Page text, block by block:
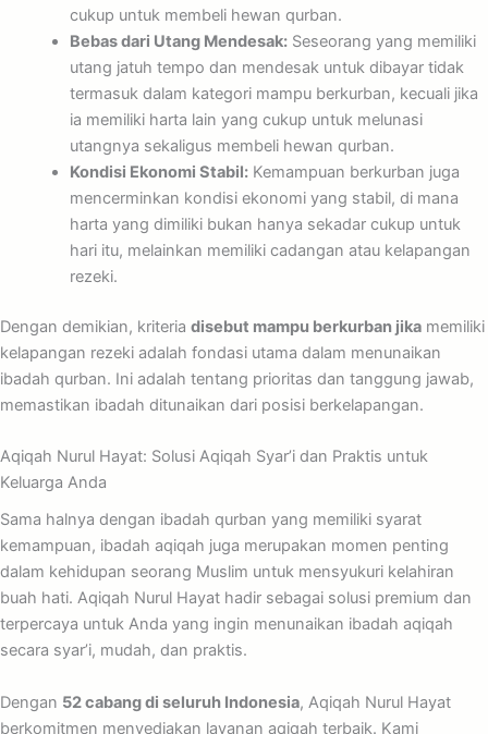
cukup untuk membeli hewan qurban.
Bebas dari Utang Mendesak:Seseorang yang memiliki
utang jatuh tempo dan mendesak untuk dibayar tidak
termasuk dalam kategori mampu berkurban, kecuali jika
ia memiliki harta lain yang cukup untuk melunasi
utangnya sekaligus membeli hewan qurban.
Kondisi Ekonomi Stabil:Kemampuan berkurban juga
mencerminkan kondisi ekonomi yang stabil, di mana
harta yang dimiliki bukan hanya sekadar cukup untuk
hari itu, melainkan memiliki cadangan atau kelapangan
rezeki.
Dengan demikian, kriteria disebut mampu berkurban jika memiliki
kelapangan rezeki adalah fondasi utama dalam menunaikan
ibadah qurban. Ini adalah tentang prioritas dan tanggung jawab,
memastikan ibadah ditunaikan dari posisi berkelapangan.
Aqiqah Nurul Hayat: Solusi Aqiqah Syar’i dan Praktis untuk
Keluarga Anda
Sama halnya dengan ibadah qurban yang memiliki syarat
kemampuan, ibadah aqiqah juga merupakan momen penting
dalam kehidupan seorang Muslim untuk mensyukuri kelahiran
buah hati. Aqiqah Nurul Hayat hadir sebagai solusi premium dan
terpercaya untuk Anda yang ingin menunaikan ibadah aqiqah
secara syar’i, mudah, dan praktis.
Dengan 52 cabang di seluruh Indonesia, Aqiqah Nurul Hayat
berkomitmen menyediakan layanan aqiqah terbaik. Kami